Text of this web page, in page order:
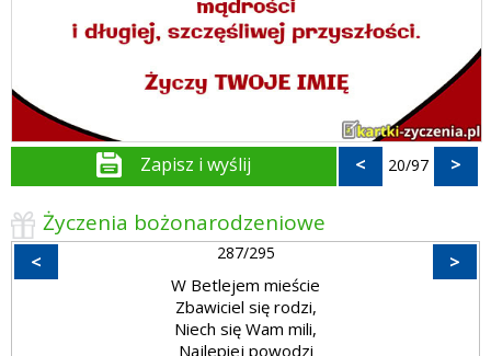
Zapisz i wyślij < 20/97 >
Życzenia bożonarodzeniowe
< 287/295 >
W Betlejem mieście
Zbawiciel się rodzi,
Niech się Wam mili,
Najlepiej powodzi